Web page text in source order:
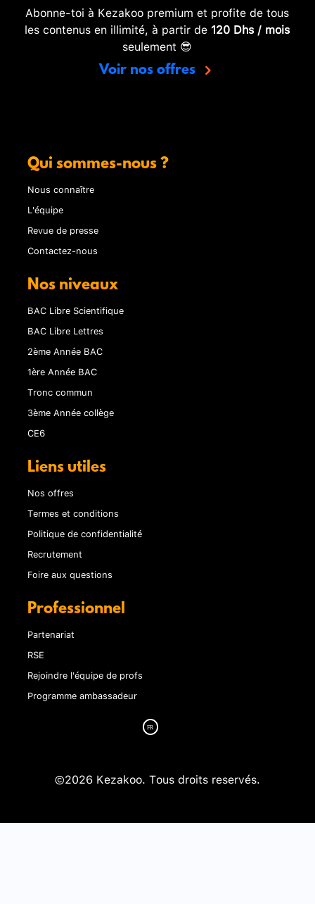
Abonne-toi à Kezakoo premium et profite de tous
les contenus en illimité, à partir de 120 Dhs / mois
seulement 😎
Voir nos offres
Qui sommes-nous ?
Nous connaître
L'équipe
Revue de presse
Contactez-nous
Nos niveaux
BAC Libre Scientifique
BAC Libre Lettres
2ème Année BAC
1ère Année BAC
Tronc commun
3ème Année collège
CE6
Liens utiles
Nos offres
Termes et conditions
Politique de confidentialité
Recrutement
Foire aux questions
Professionnel
Partenariat
RSE
Rejoindre l'équipe de profs
Programme ambassadeur
©2026 Kezakoo. Tous droits reservés.